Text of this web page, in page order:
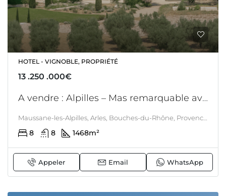
HOTEL - VIGNOBLE, PROPRIÉTÉ
13 .250 .000€
A vendre : Alpilles – Mas remarquable avec commercialité au coeur d’un domaine Oléicole à quelques enjambées de St Remy de Provence
8 8 1468m²
Appeler Email WhatsApp